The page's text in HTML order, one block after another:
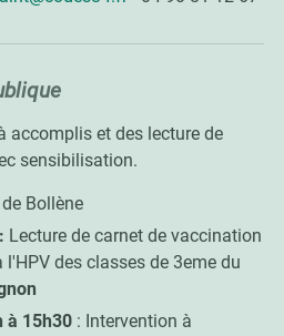
accomplis et des lecture de
sensibilisation.
de Bollène
Lecture de carnet de vaccination
des classes de 3eme du
à 15h30: Intervention à